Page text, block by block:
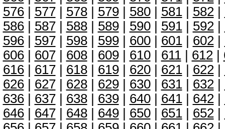
576| 577| 578| 579| 580| 581| 582|
586| 587| 588| 589| 590| 591| 592|
596| 597| 598| 599| 600| 601| 602|
606| 607| 608| 609| 610| 611| 612|
616| 617| 618| 619| 620| 621| 622|
626| 627| 628| 629| 630| 631| 632|
636| 637| 638| 639| 640| 641| 642|
646| 647| 648| 649| 650| 651| 652|